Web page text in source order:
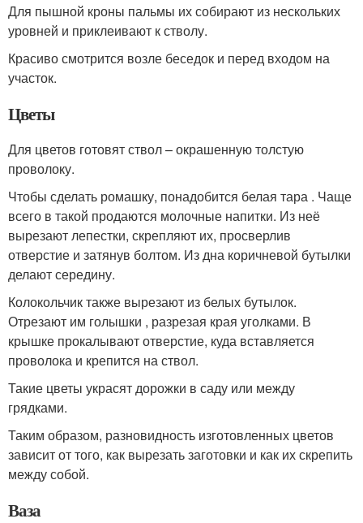
Для пышной кроны пальмы их собирают из нескольких
уровней и приклеивают к стволу.
Красиво смотрится возле беседок и перед входом на
участок.
Цветы
Для цветов готовят ствол – окрашенную толстую
проволоку.
Чтобы сделать ромашку, понадобится белая тара . Чаще
всего в такой продаются молочные напитки. Из неё
вырезают лепестки, скрепляют их, просверлив
отверстие и затянув болтом. Из дна коричневой бутылки
делают середину.
Колокольчик также вырезают из белых бутылок.
Отрезают им голышки , разрезая края уголками. В
крышке прокалывают отверстие, куда вставляется
проволока и крепится на ствол.
Такие цветы украсят дорожки в саду или между
грядками.
Таким образом, разновидность изготовленных цветов
зависит от того, как вырезать заготовки и как их скрепить
между собой.
Ваза